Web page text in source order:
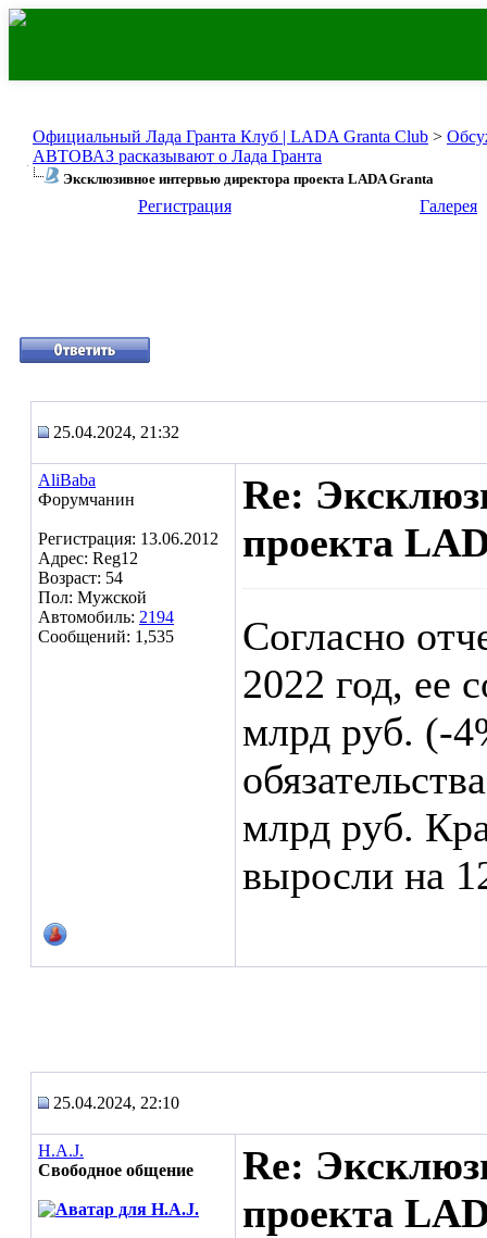
Официальный Лада Гранта Клуб | LADA Granta Club >
АВТОВАЗ расказывают о Лада Гранта
Эксклюзивное интервью директора проекта LADA Granta
Регистрация Галерея
25.04.2024, 21:32
AliBaba
Форумчанин
Регистрация: 13.06.2012
Адрес: Reg12
Возраст: 54
Пол: Мужской
Автомобиль: 2194
Сообщений: 1,535
Re:
проекта
Согласно
2022 год, ее
млрд руб. (-
млрд руб.
выросли на
25.04.2024, 22:10
H.A.J.
Свободное общение
Re:
проекта